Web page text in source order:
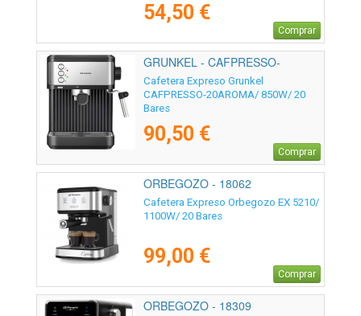
54,50 €
Comprar
GRUNKEL - CAFPRESSO-
20AROMA
Cafetera Expreso Grunkel
CAFPRESSO-20AROMA/ 850W/ 20
Bares
90,50 €
Comprar
ORBEGOZO - 18062
Cafetera Expreso Orbegozo EX 5210/
1100W/ 20 Bares
99,00 €
Comprar
ORBEGOZO - 18309